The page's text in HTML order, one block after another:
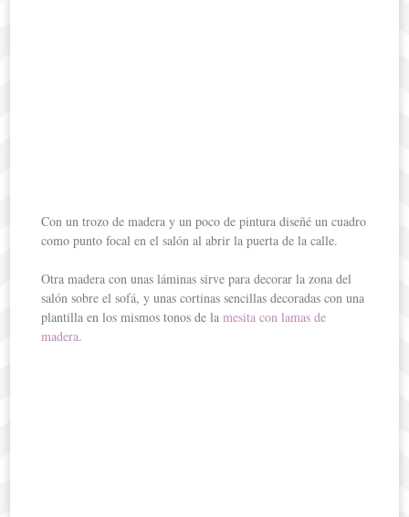
Con un trozo de madera y un poco de pintura diseñé un cuadro
como punto focal en el salón al abrir la puerta de la calle.
Otra madera con unas láminas sirve para decorar la zona del
salón sobre el sofá, y unas cortinas sencillas decoradas con una
plantilla en los mismos tonos de lamesita con lamas de
madera.